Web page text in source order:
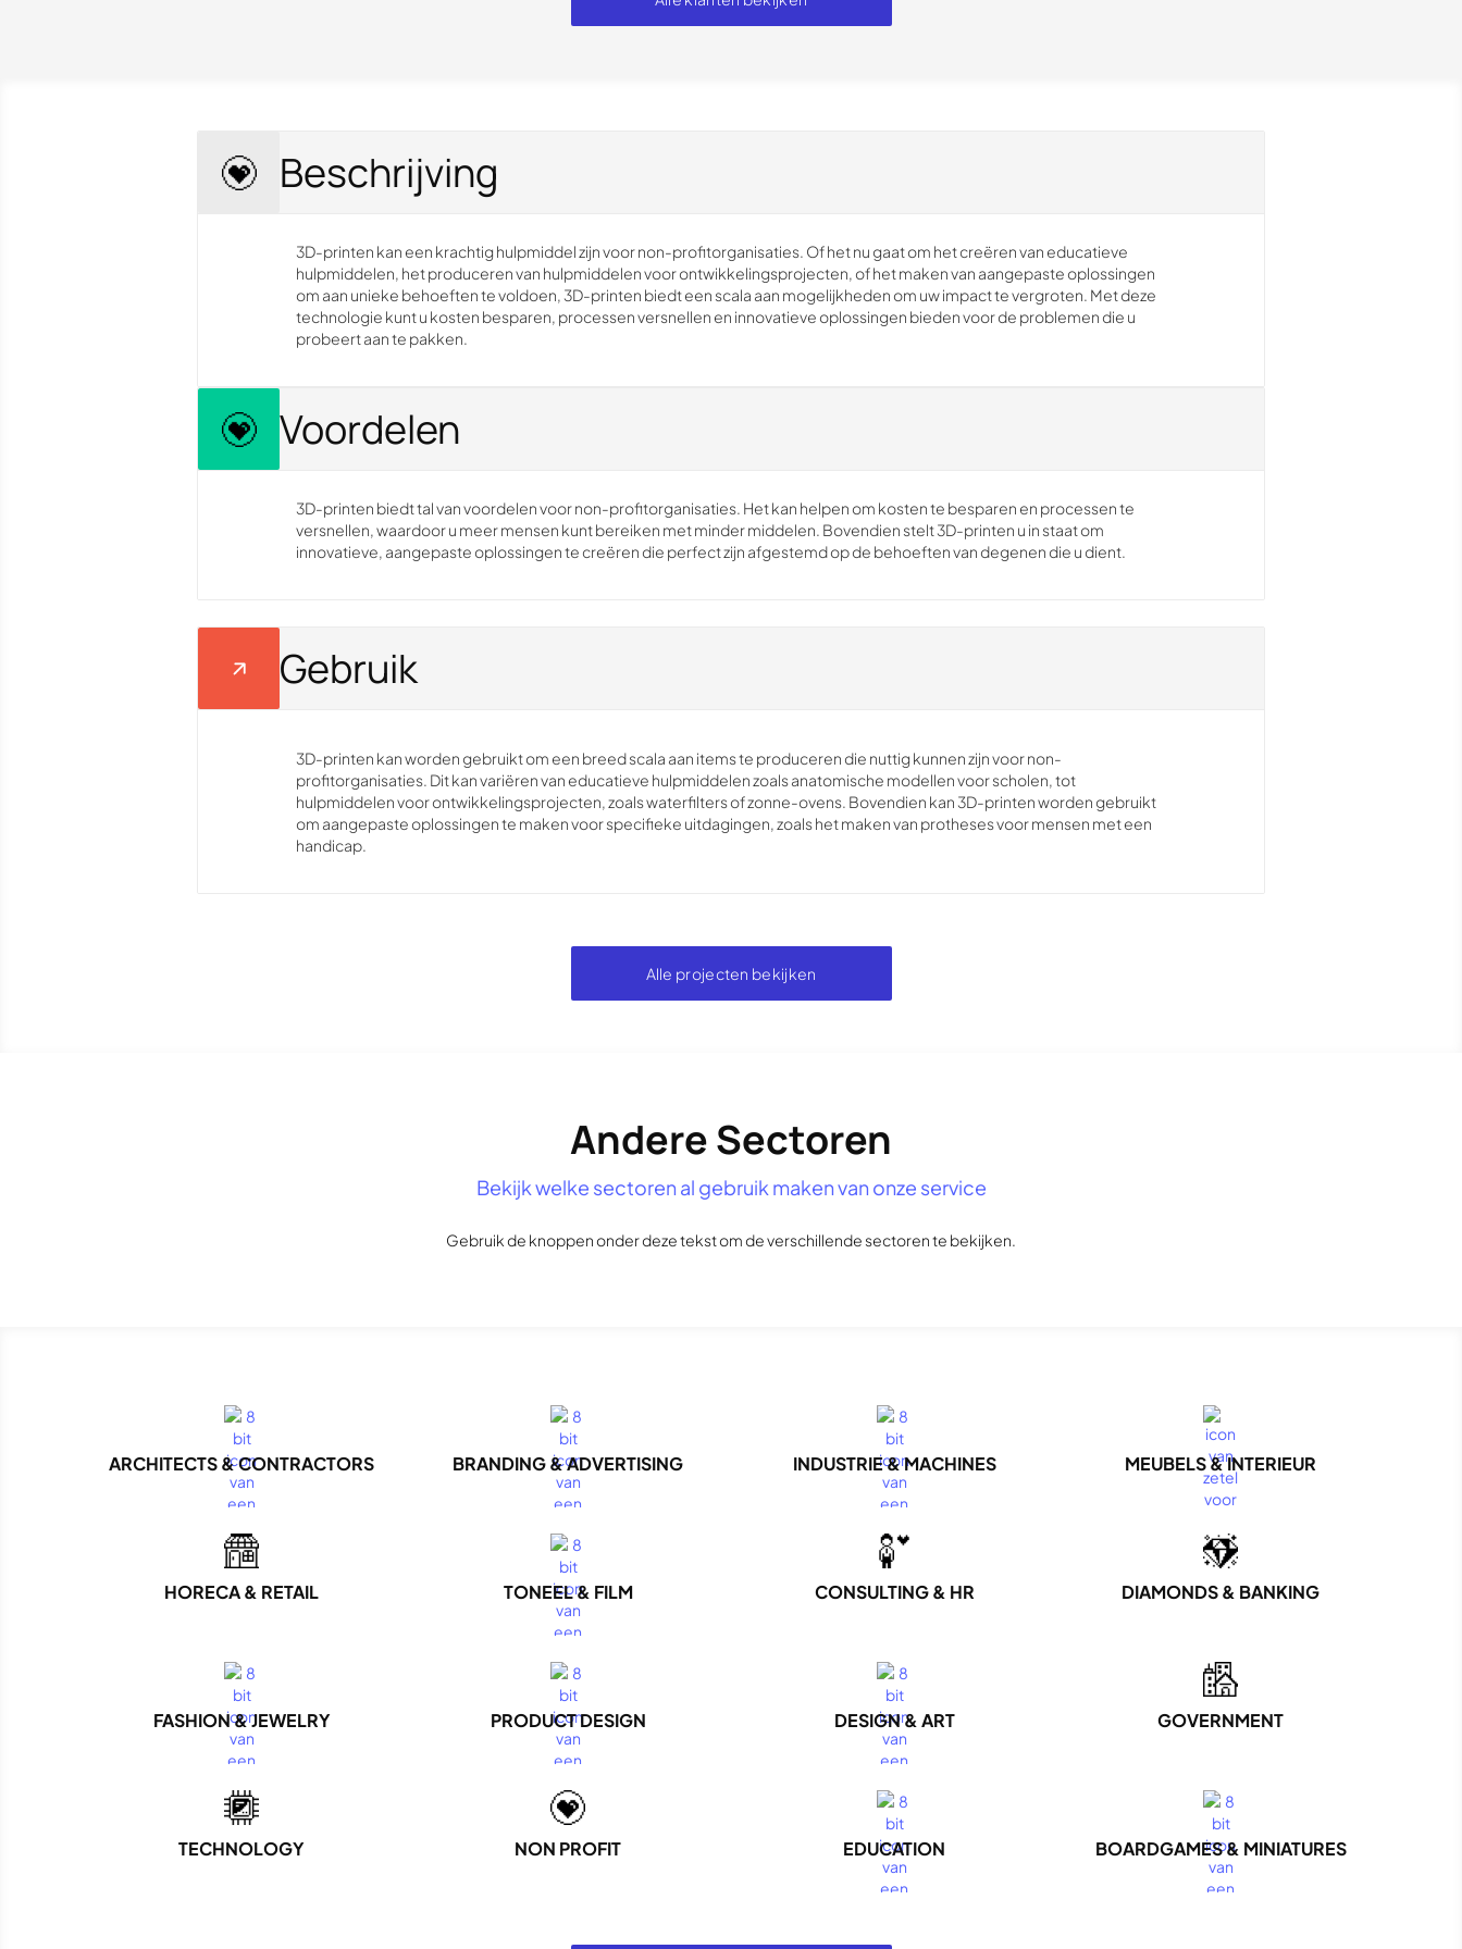
Beschrijving
3D-printen kan een krachtig hulpmiddel zijn voor non-profitorganisaties. Of het nu gaat om het creëren van educatieve
hulpmiddelen, het produceren van hulpmiddelen voor ontwikkelingsprojecten, of het maken van aangepaste oplossingen
om aan unieke behoeften te voldoen, 3D-printen biedt een scala aan mogelijkheden om uw impact te vergroten. Met deze
technologie kunt u kosten besparen, processen versnellen en innovatieve oplossingen bieden voor de problemen die u
probeert aan te pakken.
Voordelen
3D-printen biedt tal van voordelen voor non-profitorganisaties. Het kan helpen om kosten te besparen en processen te
versnellen, waardoor u meer mensen kunt bereiken met minder middelen. Bovendien stelt 3D-printen u in staat om
innovatieve, aangepaste oplossingen te creëren die perfect zijn afgestemd op de behoeften van degenen die u dient.
Gebruik
3D-printen kan worden gebruikt om een breed scala aan items te produceren die nuttig kunnen zijn voor non-
profitorganisaties. Dit kan variëren van educatieve hulpmiddelen zoals anatomische modellen voor scholen, tot
hulpmiddelen voor ontwikkelingsprojecten, zoals waterfilters of zonne-ovens. Bovendien kan 3D-printen worden gebruikt
om aangepaste oplossingen te maken voor specifieke uitdagingen, zoals het maken van protheses voor mensen met een
handicap.
Alle projecten bekijken
Andere Sectoren
Bekijk welke sectoren al gebruik maken van onze service
Gebruik de knoppen onder deze tekst om de verschillende sectoren te bekijken.
ARCHITECTS & CONTRACTORS BRANDING & ADVERTISING INDUSTRIE & MACHINES MEUBELS & INTERIEUR
HORECA & RETAIL TONEEL & FILM CONSULTING & HR DIAMONDS & BANKING
FASHION & JEWELRY PRODUCT DESIGN DESIGN & ART GOVERNMENT
TECHNOLOGY NON PROFIT EDUCATION BOARDGAMES & MINIATURES